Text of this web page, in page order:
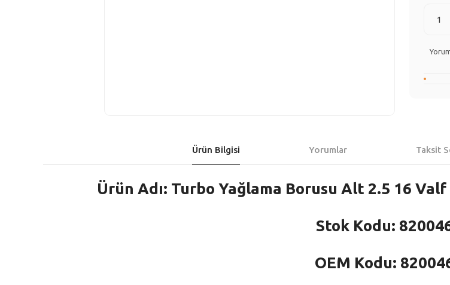
Ürün Bilgisi Yorumlar Taksit
Ürün Adı: Turbo Yağlama Borusu Alt 2.5 16
Stok Kodu:
OEM Kodu: